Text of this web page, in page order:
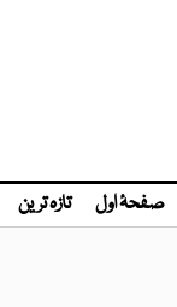
صفحۂ اول تازہ ترین